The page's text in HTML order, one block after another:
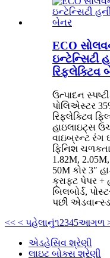
ECO
ઇન્ટેન્સિટી
રિફ્લેક્ટિવ
ઉત્પાદન
પોલિએસ્ટર
રિફ્લેક્ટિવ
હાઇલાઇટ્સ
વાઇબ્રન્ટ રંગ
ફિનિશ ચળકતા
1.82M,
50M કોર 3″
ક્રાફ્ટ પેપર +
બિલબોર્ડ,
પછી
<< < પહેલાનું૧2345આગળ
એડહેસિવ શ્રેણી
લાઇટ બોક્સ શ્રેણી